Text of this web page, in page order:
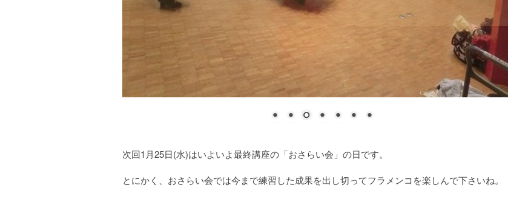
次回1月25日(水)はいよいよ最終講座の「おさらい会」の日です。